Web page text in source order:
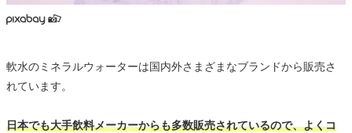
軟水のミネラルウォーターは国内外さまざまなブランドから販売さ
れています。
日本でも大手飲料メーカーからも多数販売されているので、よくコ